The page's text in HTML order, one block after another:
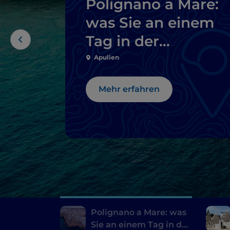
Polignano a Mare:
was Sie an einem
Tag in der
einladendsten Stadt
der Welt sehen
können
Apulien
Mehr erfahren
Polignano a Mare: was
Sie an einem Tag in der